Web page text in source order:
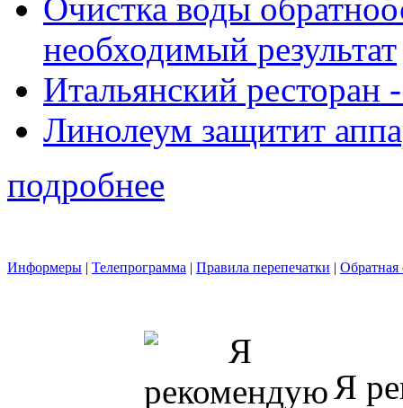
Очистка воды
необходимый результат
Итальянский
Линолеум защитит
подробнее
Информеры | Телепрограмма | Правила перепечатки | Обратная
Я